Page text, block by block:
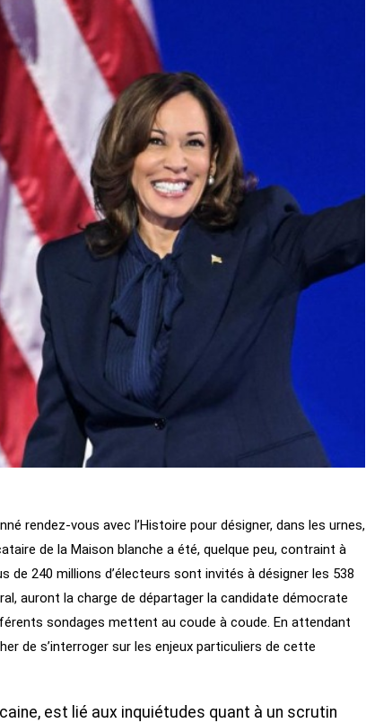
rendez-vous avec l’Histoire pour désigner, dans les urnes,
de la Maison blanche a été, quelque peu, contraint à
240 millions d’électeurs sont invités à désigner les 538
auront la charge de départager la candidate démocrate
sondages mettent au coude à coude. En attendant
de s’interroger sur les enjeux particuliers de cette
est lié aux inquiétudes quant à un scrutin